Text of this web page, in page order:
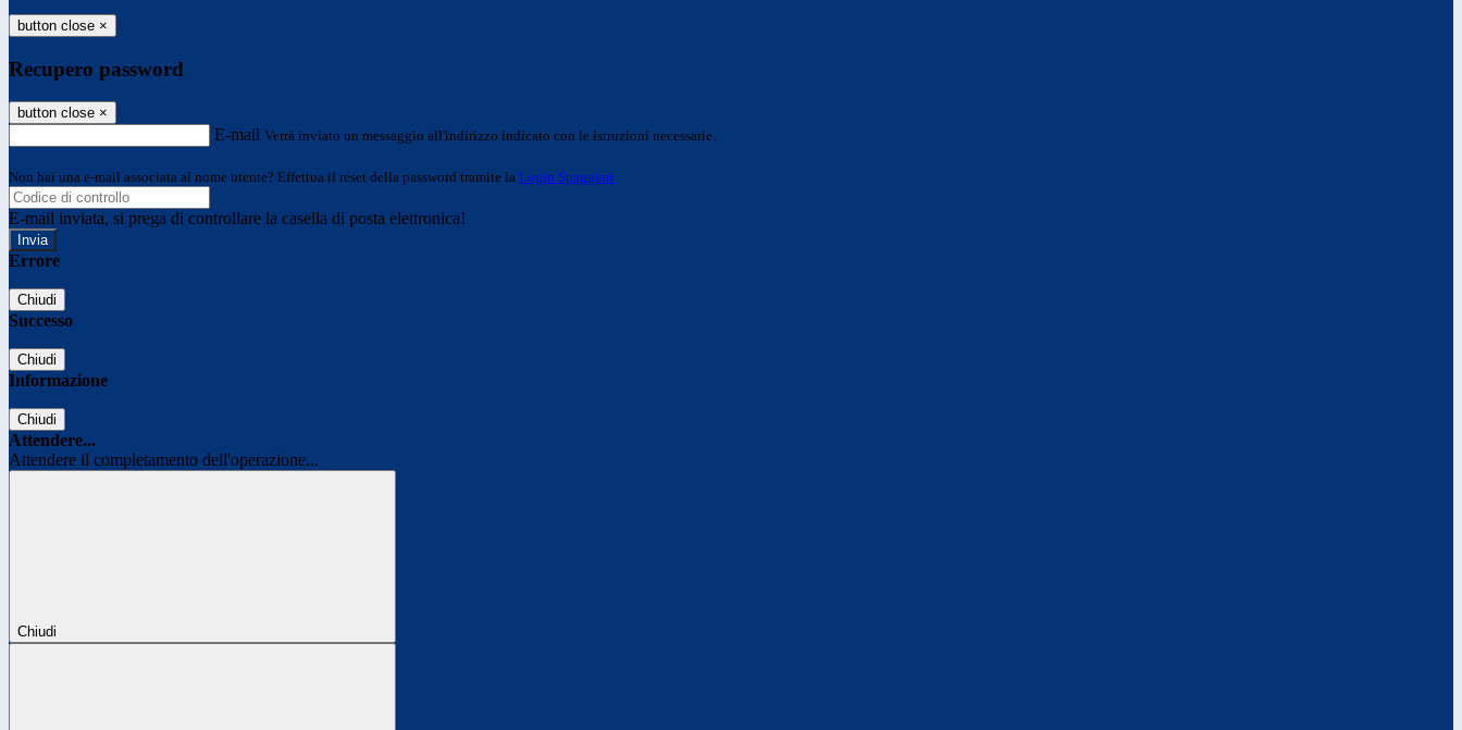
button close ×
Recupero password
button close ×
E-mail Verrà inviato un messaggio all'indirizzo indicato con le istruzioni necessarie.
Non hai una e-mail associata al nome utente? Effettua il reset della password tramite la Login Spaggiari
E-mail inviata, si prega di controllare la casella di posta elettronica!
Errore
Chiudi
Successo
Chiudi
Informazione
Chiudi
Attendere...
Attendere il completamento dell'operazione...
Chiudi